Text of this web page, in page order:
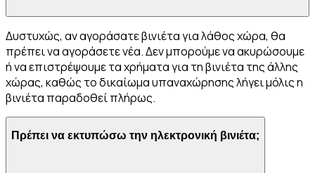
Δυστυχώς, αν αγοράσατε βινιέτα για λάθος χώρα, θα
πρέπει να αγοράσετε νέα. Δεν μπορούμε να ακυρώσουμε
ή να επιστρέψουμε τα χρήματα για τη βινιέτα της άλλης
χώρας, καθώς το δικαίωμα υπαναχώρησης λήγει μόλις η
βινιέτα παραδοθεί πλήρως.
Πρέπει να εκτυπώσω την ηλεκτρονική βινιέτα;